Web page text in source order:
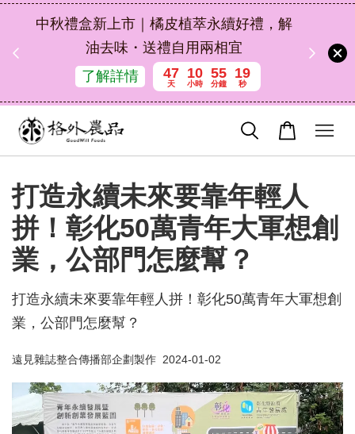
中秋禮盒新上市｜橘皮植萃永續好禮，解
油去味・送禮自用兩相宜
了解詳情
47
天
10
小時
55
分鐘
18
秒
打造永續未來要靠年輕人
拼！彰化50萬青年大軍想創
業，公部門怎麼幫？
打造永續未來要靠年輕人拼！彰化50萬青年大軍想創
業，公部門怎麼幫？
遠見雜誌整合傳播部企劃製作 2024-01-02